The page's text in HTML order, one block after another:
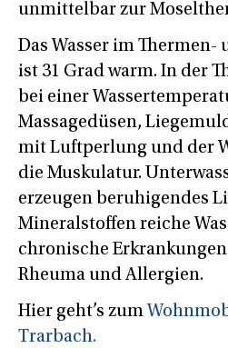
unmittelbar zur
Das Wasser im Thermen-
ist 31 Grad warm. In der
bei einer
Massagedüsen,
mit Luftperlung und der
die Muskulatur.
erzeugen beruhigendes
Mineralstoffen reiche
chronische
Rheuma und Allergien.
Hier geht’s zum
Trarbach.